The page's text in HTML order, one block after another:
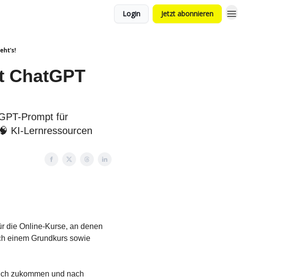
Login Jetzt abonnieren
ChatGPT
Prompt für
KI-Lernressourcen
die Online-Kurse, an denen
einem Grundkurs sowie
zukommen und nach